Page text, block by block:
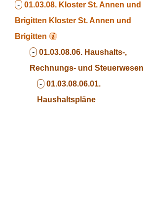
- 01.03.08. Kloster St. Annen und
Brigitten Kloster St. Annen und
Brigitten
- 01.03.08.06. Haushalts-,
Rechnungs- und Steuerwesen
- 01.03.08.06.01.
Haushaltspläne